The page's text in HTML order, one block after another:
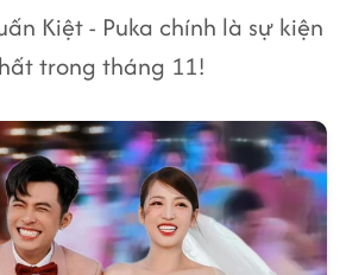
Kiệt - Puka chính là sự kiện
trong tháng 11!